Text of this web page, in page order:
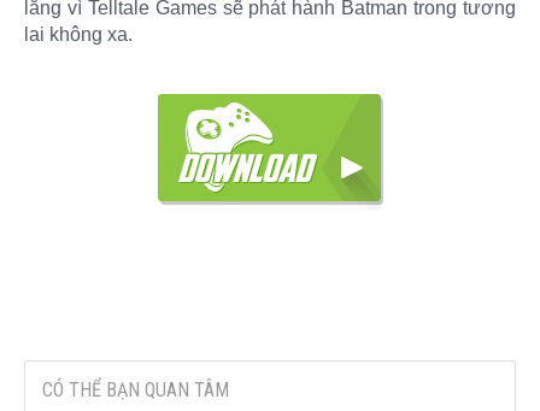
lắng vì Telltale Games sẽ phát hành Batman trong tương
lai không xa.
CÓ THỂ BẠN QUAN TÂM